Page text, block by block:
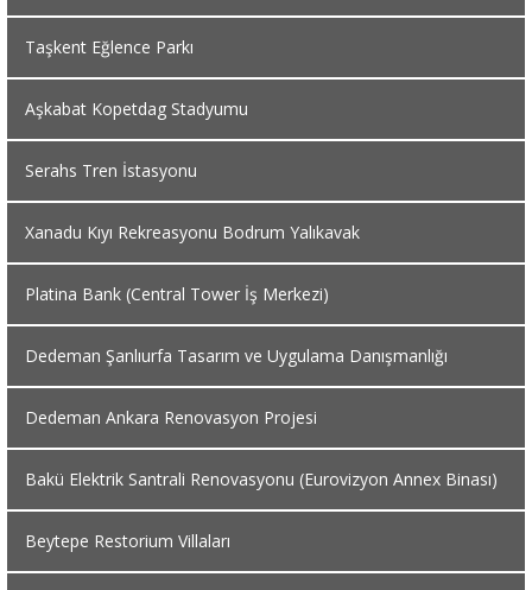
Taşkent Eğlence Parkı
Aşkabat Kopetdag Stadyumu
Serahs Tren İstasyonu
Xanadu Kıyı Rekreasyonu Bodrum Yalıkavak
Platina Bank (Central Tower İş Merkezi)
Dedeman Şanlıurfa Tasarım ve Uygulama Danışmanlığı
Dedeman Ankara Renovasyon Projesi
Bakü Elektrik Santrali Renovasyonu (Eurovizyon Annex Binası)
Beytepe Restorium Villaları